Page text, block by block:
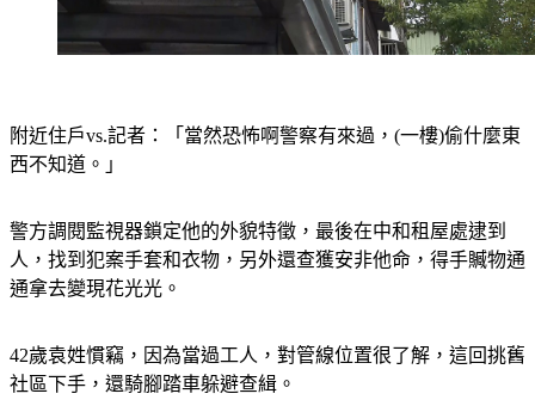
附近住戶vs.記者：「當然恐怖啊警察有來過，(一樓)偷什麼東
警方調閱監視器鎖定他的外貌特徵，最後在中和租屋處逮到
人，找到犯案手套和衣物，另外還查獲安非他命，得手贓物通
42歲袁姓慣竊，因為當過工人，對管線位置很了解，這回挑舊